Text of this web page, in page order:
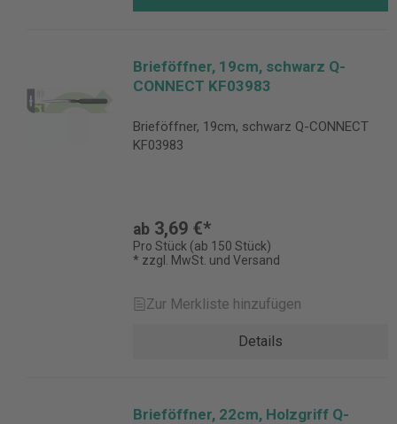
Brieföffner, 19cm, schwarz Q-
CONNECT KF03983
Brieföffner, 19cm, schwarz Q-CONNECT
KF03983
ab 3,69 €*
Pro Stück (ab 150 Stück)
* zzgl. MwSt. und Versand
Zur Merkliste hinzufügen
Details
Brieföffner, 22cm, Holzgriff Q-